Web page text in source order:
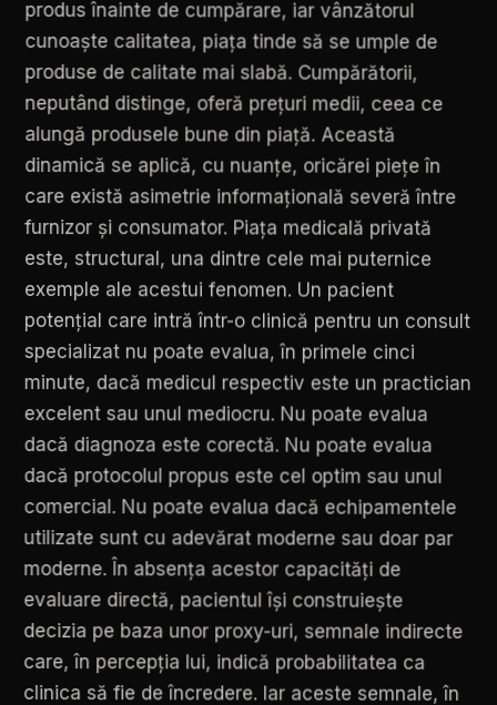
produs înainte de cumpărare, iar vânzătorul
cunoaște calitatea, piața tinde să se umple de
produse de calitate mai slabă. Cumpărătorii,
neputând distinge, oferă prețuri medii, ceea ce
alungă produsele bune din piață. Această
dinamică se aplică, cu nuanțe, oricărei piețe în
care există asimetrie informațională severă între
furnizor și consumator. Piața medicală privată
este, structural, una dintre cele mai puternice
exemple ale acestui fenomen. Un pacient
potențial care intră într-o clinică pentru un consult
specializat nu poate evalua, în primele cinci
minute, dacă medicul respectiv este un practician
excelent sau unul mediocru. Nu poate evalua
dacă diagnoza este corectă. Nu poate evalua
dacă protocolul propus este cel optim sau unul
comercial. Nu poate evalua dacă echipamentele
utilizate sunt cu adevărat moderne sau doar par
moderne. În absența acestor capacități de
evaluare directă, pacientul își construiește
decizia pe baza unor proxy-uri, semnale indirecte
care, în percepția lui, indică probabilitatea ca
clinica să fie de încredere. Iar aceste semnale, în